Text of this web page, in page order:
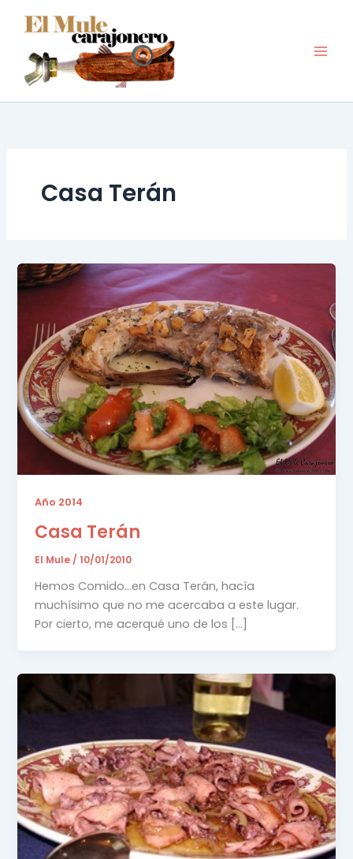
Casa Terán
Año 2014
Casa Terán
El Mule/10/01/2010
Hemos Comido…en Casa Terán, hacía
muchísimo que no me acercaba a este lugar.
Por cierto, me acerqué uno de los […]